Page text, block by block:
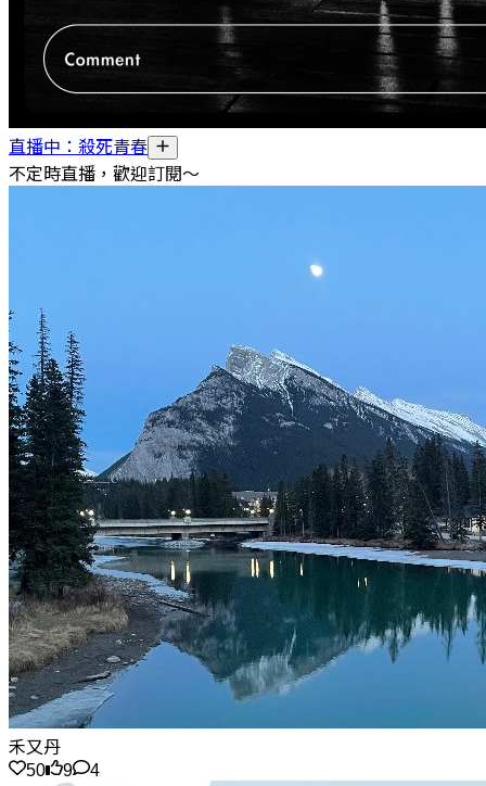
直播中：殺死青春
不定時直播，歡迎訂閱～
禾又丹
50
9 4